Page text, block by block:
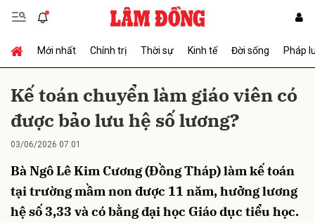
Mới nhất Chính trị Thời sự Kinh tế Đời sống Pháp
Kế toán chuyển làm giáo viên có
được bảo lưu hệ số lương?
03/06/2026 07:01
Bà Ngô Lê Kim Cương (Đồng Tháp) làm kế toán
tại trường mầm non được 11 năm, hưởng lương
hệ số 3,33 và có bằng đại học Giáo dục tiểu học.
Gửi bình luận
Hủy Gửi